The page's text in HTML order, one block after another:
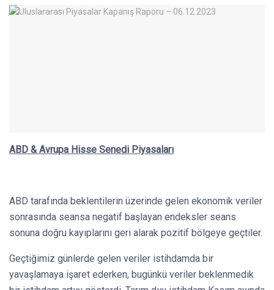
ABD & Avrupa Hisse Senedi Piyasaları
ABD tarafında beklentilerin üzerinde gelen ekonomik veriler
sonrasında seansa negatif başlayan endeksler seans
sonuna doğru kayıplarını geri alarak pozitif bölgeye geçtiler.
Geçtiğimiz günlerde gelen veriler istihdamda bir
yavaşlamaya işaret ederken, bugünkü veriler beklenmedik